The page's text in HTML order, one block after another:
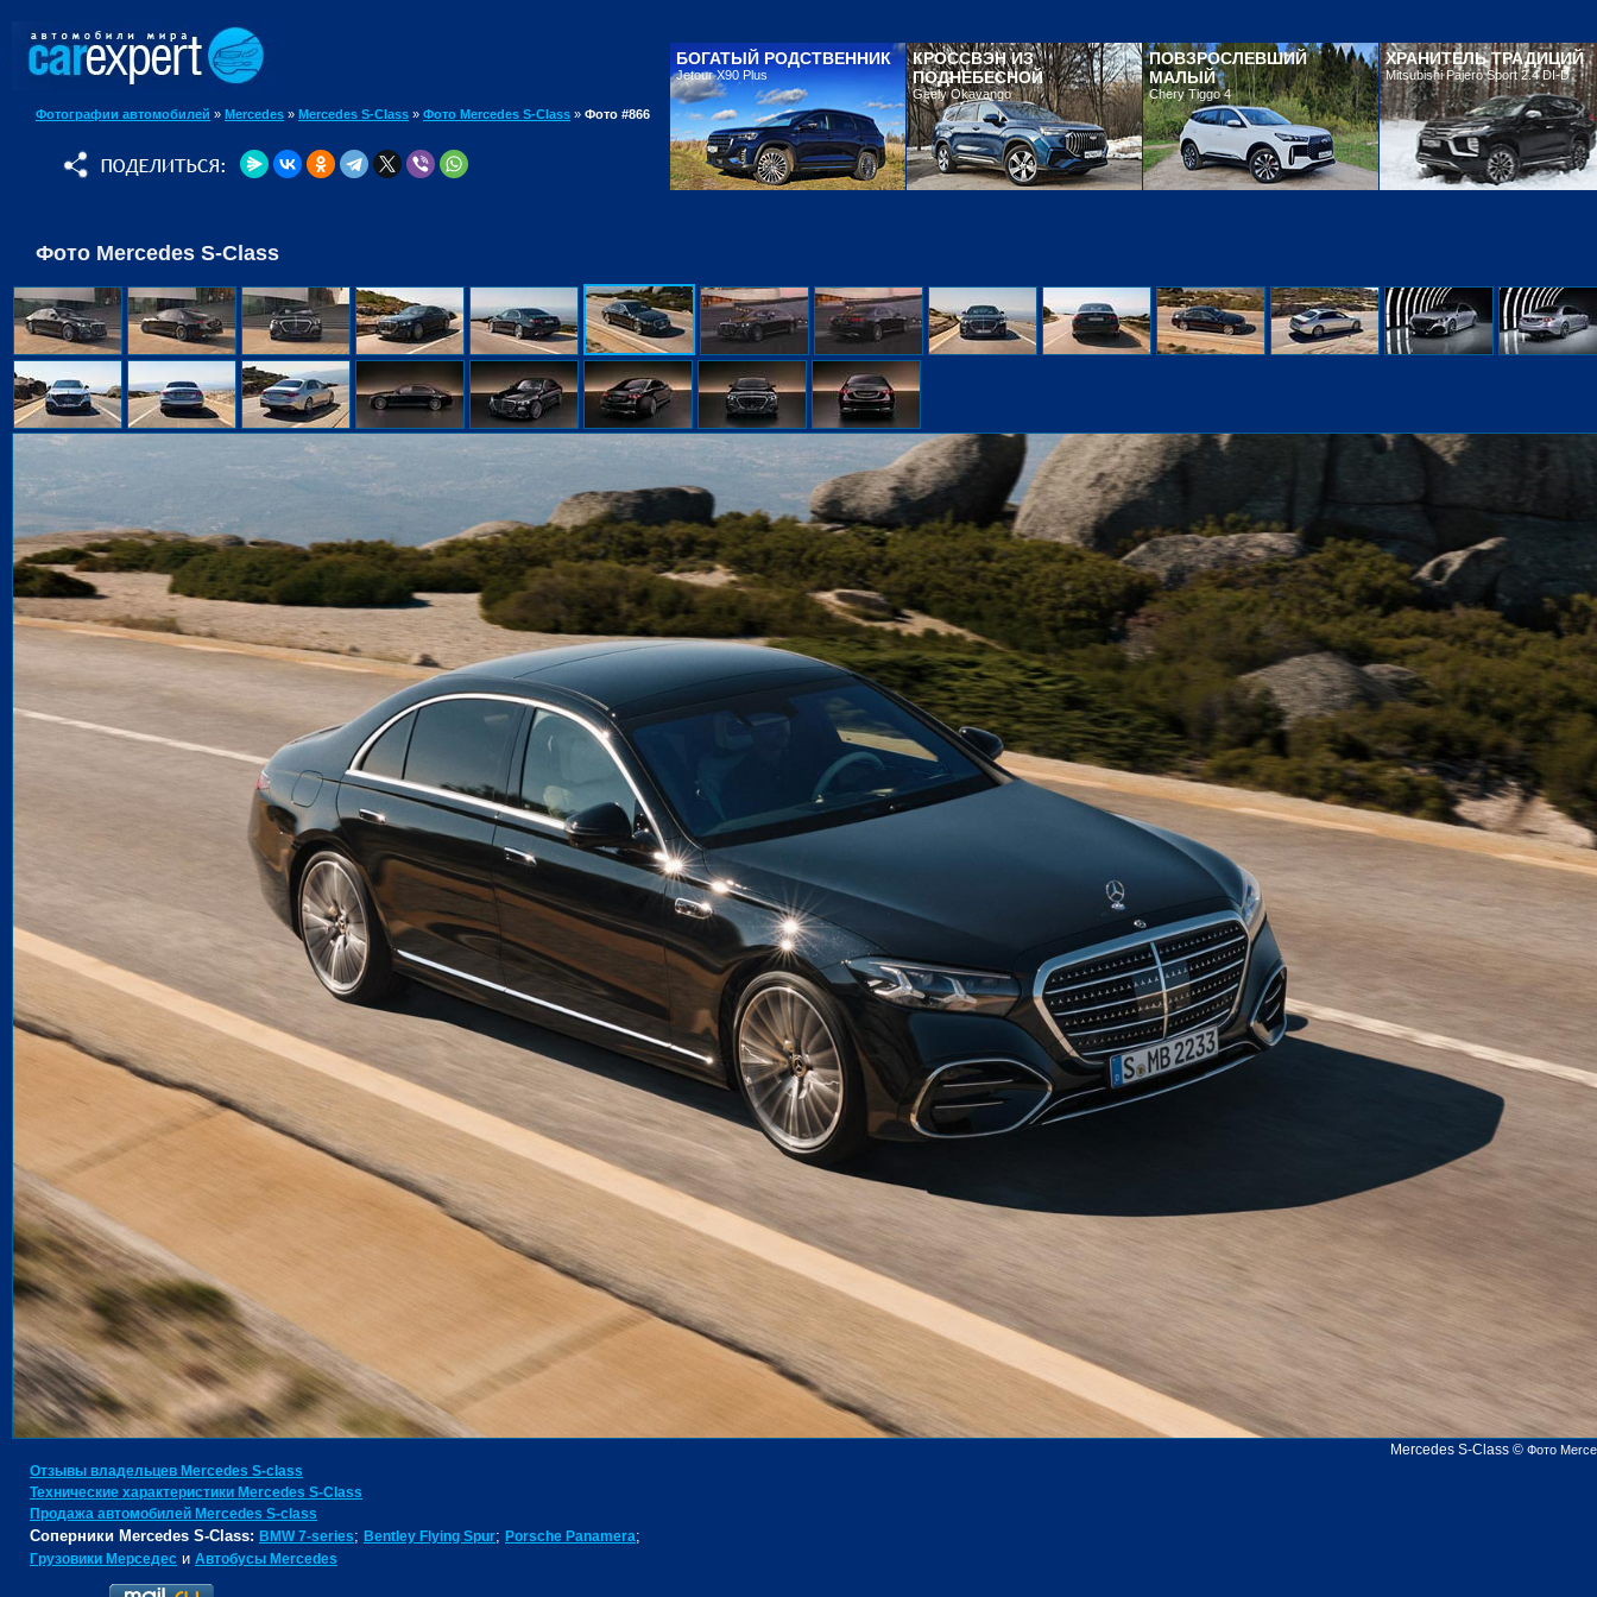
Фотографии автомобилей » Mercedes » Mercedes S-Class » Фото Mercedes S-Class » Фото #866
БОГАТЫЙ РОДСТВЕННИК
Jetour X90 Plus
КРОССВЭН ИЗ
ПОДНЕБЕСНОЙ
Geely Okavango
ПОВЗРОСЛЕВШИЙ
МАЛЫЙ
Chery Tiggo 4
ХРАНИТЕЛЬ ТРАДИЦИЙ
Mitsubishi Pajero Sport 2.4 DI-D
Фото Mercedes S-Class
Mercedes S-Class © Фото
Отзывы владельцев Mercedes S-class
Технические характеристики Mercedes S-Class
Продажа автомобилей Mercedes S-class
Соперники Mercedes S-Class: BMW 7-series; Bentley Flying Spur; Porsche Panamera;
Грузовики Мерседес и Автобусы Mercedes